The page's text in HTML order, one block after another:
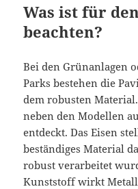
Was ist für
beachten?
Bei den Grünanlagen
Parks bestehen die
dem robusten
neben den Modellen
entdeckt. Das Eisen
beständiges Material
robust verarbeitet
Kunststoff wirkt